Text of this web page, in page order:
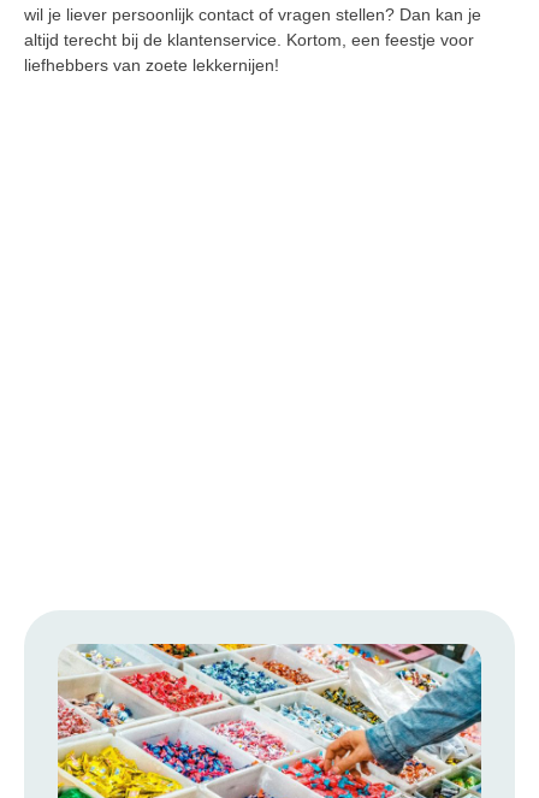
wil je liever persoonlijk contact of vragen stellen? Dan kan je
altijd terecht bij de klantenservice. Kortom, een feestje voor
liefhebbers van zoete lekkernijen!